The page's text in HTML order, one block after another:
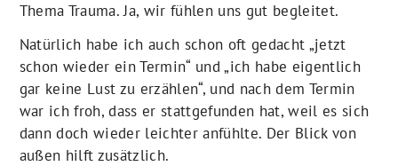
Thema Trauma. Ja, wir fühlen uns gut begleitet.
Natürlich habe ich auch schon oft gedacht „jetzt
schon wieder ein Termin“ und „ich habe eigentlich
gar keine Lust zu erzählen“, und nach dem Termin
war ich froh, dass er stattgefunden hat, weil es sich
dann doch wieder leichter anfühlte. Der Blick von
außen hilft zusätzlich.